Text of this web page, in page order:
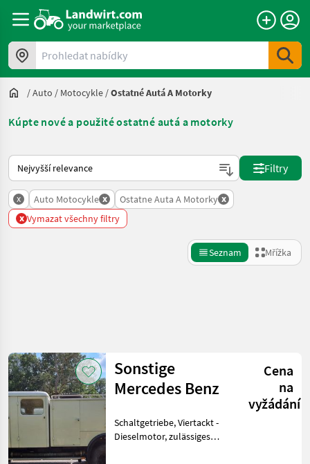
Prohledat nabídky
/Auto / Motocykle /Ostatné Autá A Motorky
Kúpte nové a použité ostatné autá a motorky
Takto se řadí nabídky na Landwirt.com
Filtry
x Auto Motocykle x Ostatne Auta A Motorky x
x Vymazat všechny filtry
Seznam Mřížka
Kategorie 3 Země Filtry
AKTUÁLNÍ
osobné
automobily /
Obnovit
Zobrazit
212
výsledků
Sonstige
Mercedes Benz
Cena
na
vyžádání
Schaltgetriebe, Viertackt -
Dieselmotor, zulässiges